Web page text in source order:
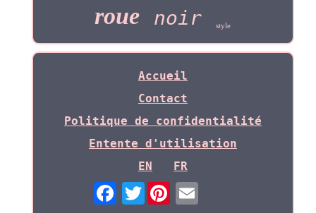
roue noir style
Accueil
Contact
Politique de confidentialité
Entente d'utilisation
EN
FR
Twitter